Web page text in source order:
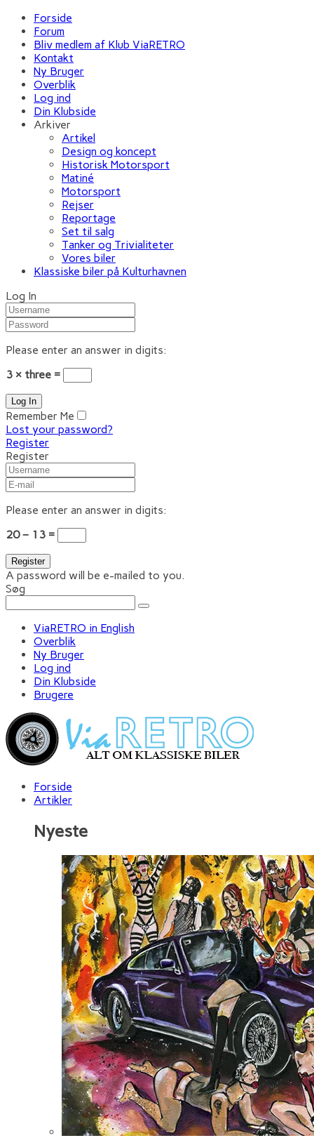
Forside
Forum
Bliv medlem af Klub ViaRETRO
Kontakt
Ny Bruger
Overblik
Log ind
Din Klubside
Arkiver
Artikel
Design og koncept
Historisk Motorsport
Matiné
Motorsport
Rejser
Reportage
Set til salg
Tanker og Trivialiteter
Vores biler
Klassiske biler på Kulturhavnen
Log In
Please enter an answer in digits:
3 × three =
Remember Me
Lost your password?
Register
Register
Please enter an answer in digits:
20 − 13 =
A password will be e-mailed to you.
Søg
ViaRETRO in English
Overblik
Ny Bruger
Log ind
Din Klubside
Brugere
Forside
Artikler
Nyeste